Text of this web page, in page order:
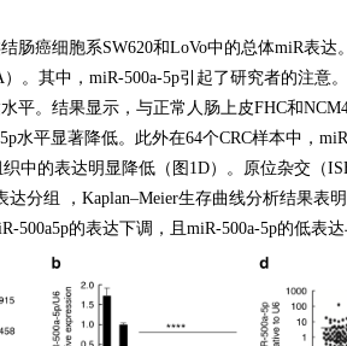
肠癌细胞系SW620和LoVo中的总体miR表达
。其中，miR-500a-5p引起了研究者的注意
。结果显示，与正常人肠上皮FHC和
水平显著降低。此外在64个CRC样本中，
中的表达明显降低（图1D）。原位杂交（
分组 ，Kaplan–Meier生存曲线分析结果表
的表达下调，且miR-500a-5p的低表